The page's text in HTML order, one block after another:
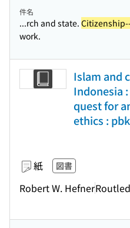
件名
...rch and state.
work.
Islam and
Indonesia
quest for
ethics : pbk
紙 図書
Robert W. Hefner